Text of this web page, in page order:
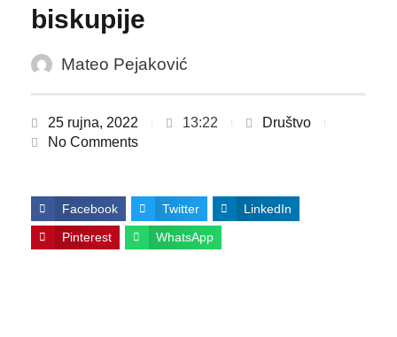
biskupije
Mateo Pejaković
25 rujna, 2022 13:22
Društvo
No Comments
Facebook Twitter LinkedIn
Pinterest WhatsApp